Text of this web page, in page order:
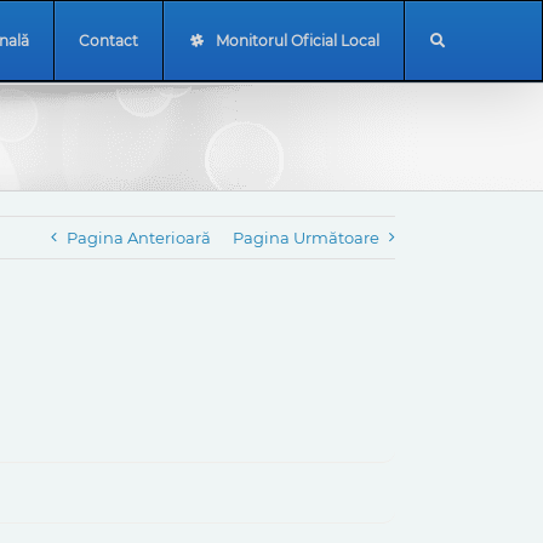
Contact Monitorul Oficial Local
Pagina Anterioară Pagina Următoare